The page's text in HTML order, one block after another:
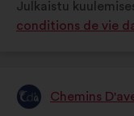
seuraavasti:
Julkaistu
conditions de vie
EhdotusChemins